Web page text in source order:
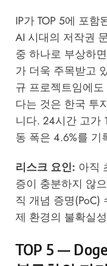
IP가 TOP 5에 포
AI 시대의 저작권
중 하나로 부상하
가 더욱 주목받고
규 프로젝트임에
다는 것은 한국 투
니다. 24시간 고가
동 폭은 4.6%를 기
리스크 요인: 아직
증이 충분하지 않
직 개념 증명(PoC)
제 환경의 불확실
TOP 5 —